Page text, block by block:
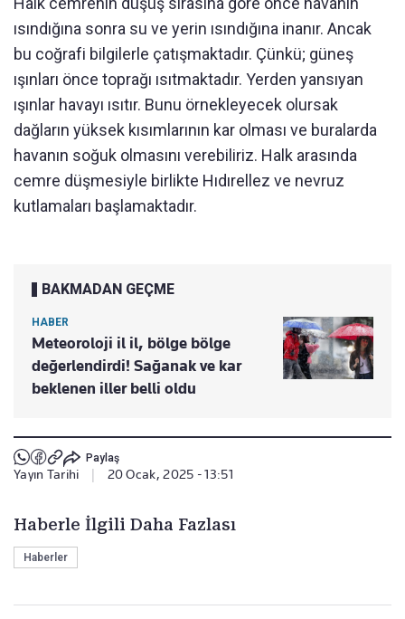
ısındığına sonra su ve yerin ısındığına inanır. Ancak
bu coğrafi bilgilerle çatışmaktadır. Çünkü; güneş
ışınları önce toprağı ısıtmaktadır. Yerden yansıyan
ışınlar havayı ısıtır. Bunu örnekleyecek olursak
dağların yüksek kısımlarının kar olması ve buralarda
havanın soğuk olmasını verebiliriz. Halk arasında
cemre düşmesiyle birlikte Hıdırellez ve nevruz
kutlamaları başlamaktadır.
BAKMADAN GEÇME
HABER
Meteoroloji il il, bölge bölge
değerlendirdi! Sağanak ve kar
beklenen iller belli oldu
Paylaş
Yayın Tarihi 20 Ocak, 2025 - 13:51
Haberle İlgili Daha Fazlası
Haberler